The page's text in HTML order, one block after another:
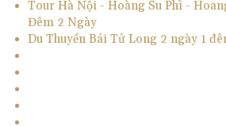
Tour Hà Nội - Hoàng Su Phì -
Đêm 2 Ngày
Du Thuyền Bái Tử Long 2 ngày 1